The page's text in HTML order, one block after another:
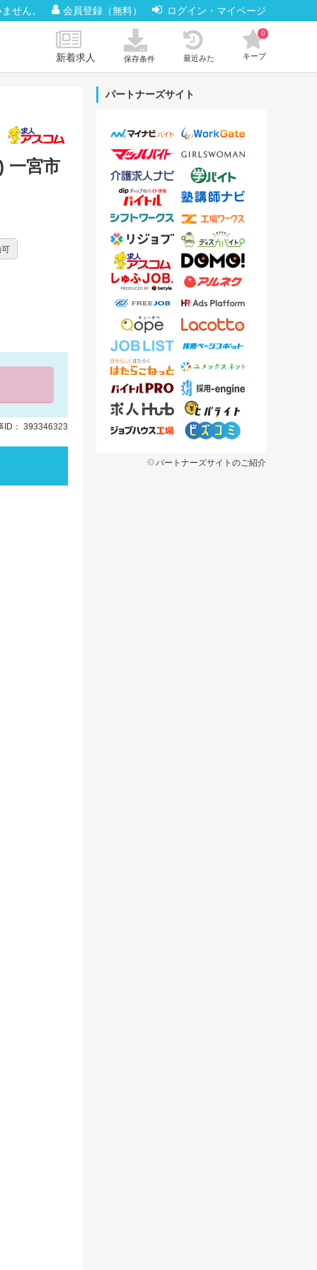
せん。 会員登録（無料） ログイン・マイページ
新着求人 保存条件 最近みた キープ
0
一宮市
可
ID： 393346323
パートナーズサイト
パートナーズサイトのご紹介